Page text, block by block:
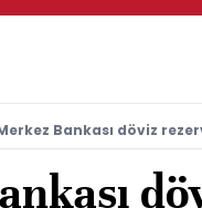
Bankası döviz